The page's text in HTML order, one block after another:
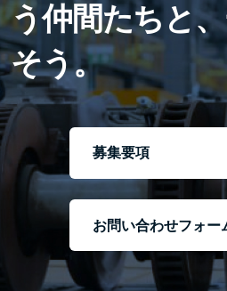
う仲間たちと、
そう。
募集要項
お問い合わせフォー